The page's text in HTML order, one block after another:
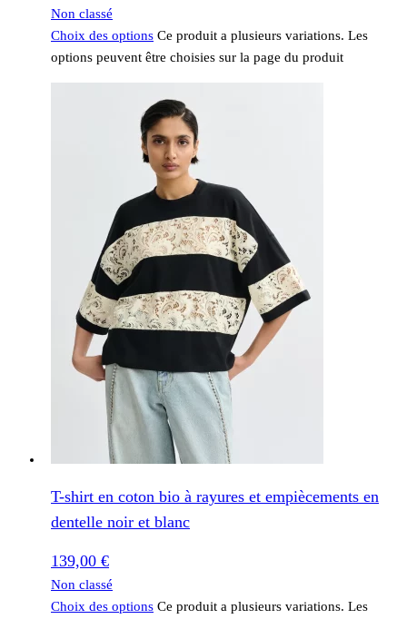
Non classé
Choix des options Ce produit a plusieurs variations. Les
options peuvent être choisies sur la page du produit
T-shirt en coton bio à rayures et empiècements en
dentelle noir et blanc
139,00 €
Non classé
Choix des options Ce produit a plusieurs variations. Les